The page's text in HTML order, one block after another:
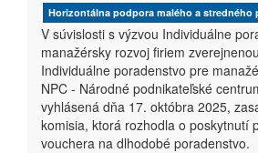
Horizontálna podpora malého a stredného
V súvislosti s výzvou Individuálne
manažérsky rozvoj firiem
Individuálne poradenstvo pre
NPC - Národné podnikateľské
vyhlásená dňa 17. októbra 2025,
komisia, ktorá rozhodla o poskytnutí
vouchera na dlhodobé poradenstvo.